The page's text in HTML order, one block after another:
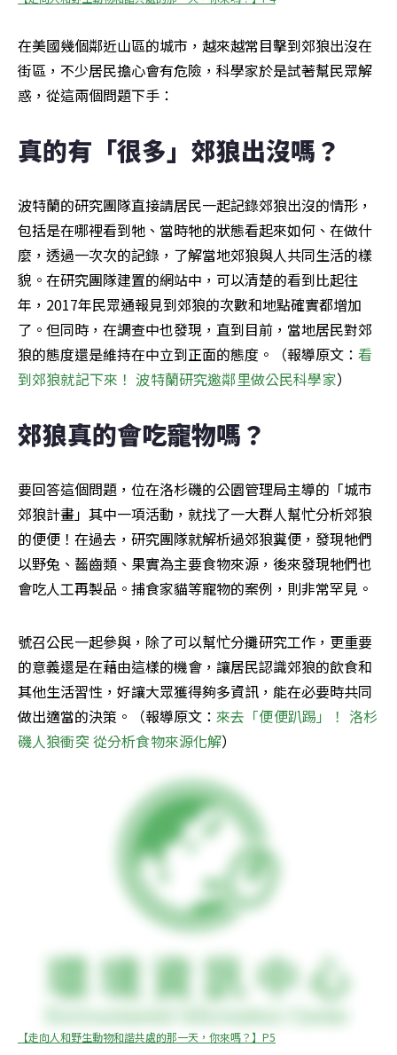
在美國幾個鄰近山區的城市，越來越常目擊到郊狼出沒在
街區，不少居民擔心會有危險，科學家於是試著幫民眾解
惑，從這兩個問題下手：
真的有「很多」郊狼出沒嗎？
波特蘭的研究團隊直接請居民一起記錄郊狼出沒的情形，
包括是在哪裡看到牠、當時牠的狀態看起來如何、在做什
麼，透過一次次的記錄，了解當地郊狼與人共同生活的樣
貌。在研究團隊建置的網站中，可以清楚的看到比起往
年，2017年民眾通報見到郊狼的次數和地點確實都增加
了。但同時，在調查中也發現，直到目前，當地居民對郊
狼的態度還是維持在中立到正面的態度。（報導原文： 看
到郊狼就記下來！ 波特蘭研究邀鄰里做公民科學家）
郊狼真的會吃寵物嗎？
要回答這個問題，位在洛杉磯的公園管理局主導的「城市
郊狼計畫」其中一項活動，就找了一大群人幫忙分析郊狼
的便便！在過去，研究團隊就解析過郊狼糞便，發現牠們
以野兔、齧齒類、果實為主要食物來源，後來發現牠們也
會吃人工再製品。捕食家貓等寵物的案例，則非常罕見。
號召公民一起參與，除了可以幫忙分攤研究工作，更重要
的意義還是在藉由這樣的機會，讓居民認識郊狼的飲食和
其他生活習性，好讓大眾獲得夠多資訊，能在必要時共同
做出適當的決策。（報導原文： 來去「便便趴踢」！ 洛杉
磯人狼衝突 從分析食物來源化解）
【走向人和野生動物和諧共處的那一天，你來嗎？】P5